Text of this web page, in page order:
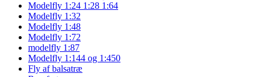
Modelfly 1:24 1:28 1:64
Modelfly 1:32
Modelfly 1:48
Modelfly 1:72
modelfly 1:87
Modelfly 1:144 og 1:450
Fly af balsatræ